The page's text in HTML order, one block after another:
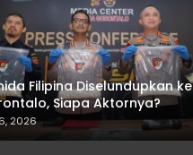
Filipina Diselundupkan ke
Siapa Aktornya?
2026